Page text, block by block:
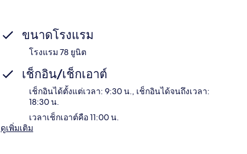
ขนาดโรงแรม
โรงแรม 78 ยูนิต
เช็กอิน/เช็กเอาต์
เช็กอินได้ตั้งแต่เวลา: 9:30 น., เช็กอินได้จนถึงเวลา:
18:30 น.
เวลาเช็กเอาต์คือ 11:00 น.
ดูเพิ่มเติม